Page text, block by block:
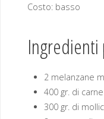
Costo: basso
Ingredienti
2 melanzane
400 gr. di
300 gr. di